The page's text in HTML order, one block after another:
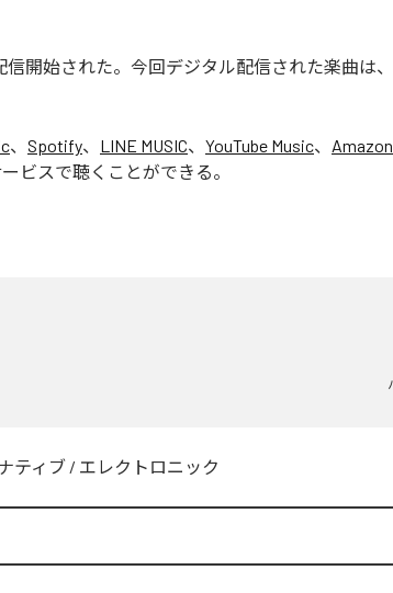
信開始された。今回デジタル配信された楽曲は、
、 Spotify、 LINE MUSIC、 YouTube Music、
ビスで聴くことができる。
ティブ / エレクトロニック